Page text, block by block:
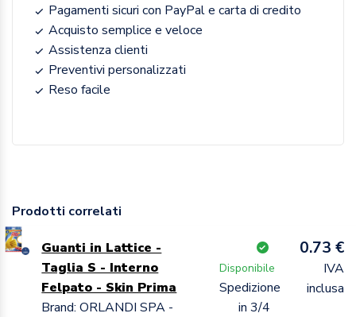
Pagamenti sicuri con PayPal e carta di credito
Acquisto semplice e veloce
Assistenza clienti
Preventivi personalizzati
Reso facile
Prodotti correlati
Guanti in Lattice -
Taglia S - Interno
Felpato - Skin Prima
Brand: ORLANDI SPA -
Disponibile
Spedizione
in 3/4
0.73 €
IVA
inclusa